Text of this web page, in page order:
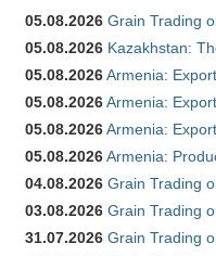
05.08.2026 Grain Trading
05.08.2026 Kazakhstan:
05.08.2026Armenia:
05.08.2026Armenia:
05.08.2026Armenia:
05.08.2026Armenia:
04.08.2026 Grain Trading
03.08.2026 Grain Trading
31.07.2026 Grain Trading